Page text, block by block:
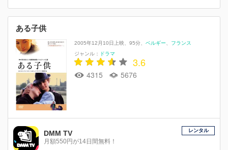
ある子供
2005年12月10日上映 95分 ベルギー
フランス
ジャンル：
ドラマ
3.6
4315 5676
DMM TV
月額550円が14日間無料！
レンタル